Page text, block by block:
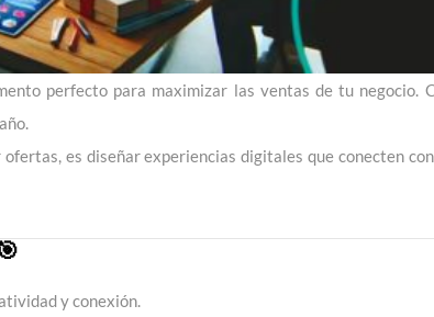
perfecto para maximizar las ventas de tu negocio.
es diseñar experiencias digitales que conecten
y conexión.